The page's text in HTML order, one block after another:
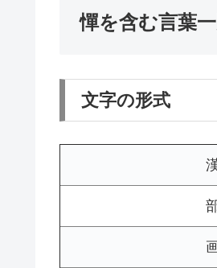
憚を含む言葉
文字の形式